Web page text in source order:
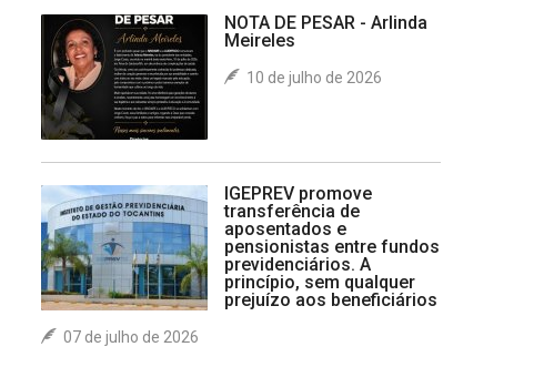
NOTA DE PESAR - Arlinda
Meireles
10 de julho de 2026
IGEPREV promove
transferência de
aposentados e
pensionistas entre fundos
previdenciários. A
princípio, sem qualquer
prejuízo aos beneficiários
07 de julho de 2026